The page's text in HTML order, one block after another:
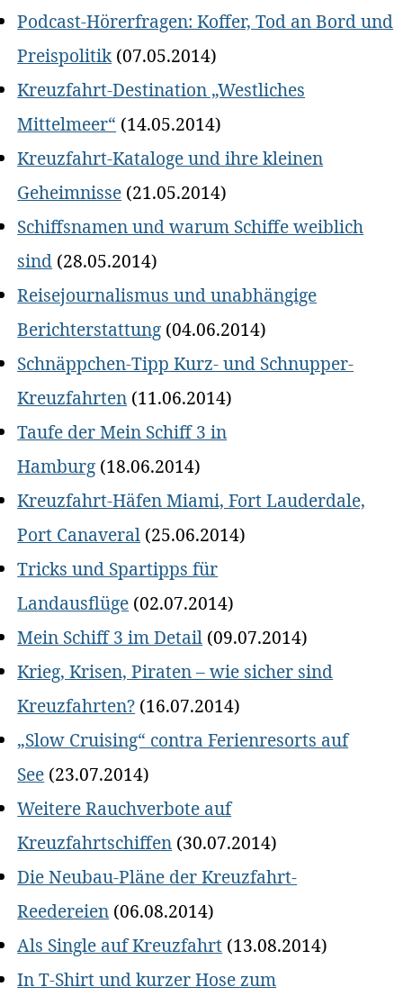
Podcast-Hörerfragen: Koffer, Tod an Bord und
Preispolitik(07.05.2014)
Kreuzfahrt-Destination „Westliches
Mittelmeer“ (14.05.2014)
Kreuzfahrt-Kataloge und ihre kleinen
Geheimnisse (21.05.2014)
Schiffsnamen und warum Schiffe weiblich
sind (28.05.2014)
Reisejournalismus und unabhängige
Berichterstattung (04.06.2014)
Schnäppchen-Tipp Kurz- und Schnupper-
Kreuzfahrten (11.06.2014)
Taufe der Mein Schiff 3 in
Hamburg (18.06.2014)
Kreuzfahrt-Häfen Miami, Fort Lauderdale,
Port Canaveral (25.06.2014)
Tricks und Spartipps für
Landausflüge (02.07.2014)
Mein Schiff 3 im Detail (09.07.2014)
Krieg, Krisen, Piraten – wie sicher sind
Kreuzfahrten? (16.07.2014)
„Slow Cruising“ contra Ferienresorts auf
See (23.07.2014)
Weitere Rauchverbote auf
Kreuzfahrtschiffen (30.07.2014)
Die Neubau-Pläne der Kreuzfahrt-
Reedereien (06.08.2014)
Als Single auf Kreuzfahrt (13.08.2014)
In T-Shirt und kurzer Hose zum